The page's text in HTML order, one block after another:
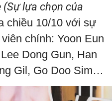
(Sự lựa chọn của
chiều 10/10 với sự
chính: Yoon Eun
Dong Gun, Han
Gil, Go Doo Sim…